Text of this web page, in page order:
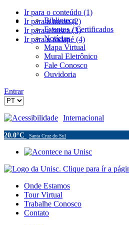
Ir para o conteúdo (1)
Ir para o menu (2)
Ir para a busca (3)
Ir para o rodapé (4)
Biblioteca
Eventos / Certificados
Notícias
Mapa Virtual
Mural Eletrônico
Fale Conosco
Ouvidoria
Entrar
Acessibilidade Internacional
20.0°C Santa Cruz do Sul
Onde Estamos
Tour Virtual
Trabalhe Conosco
Contato